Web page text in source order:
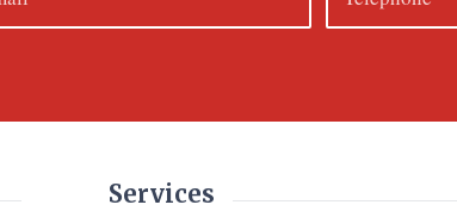
Services